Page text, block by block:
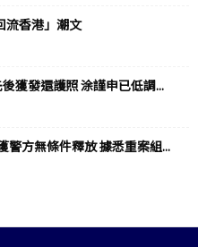
流香港」潮文
獲發還護照 涂謹申已低調...
警方無條件釋放 據悉重案組...